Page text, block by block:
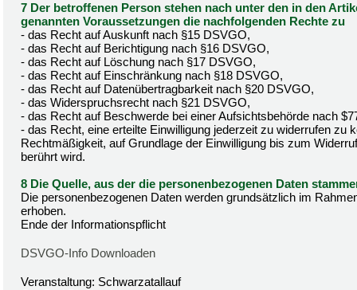
7 Der betroffenen Person stehen nach unter den in den
genannten Voraussetzungen die nachfolgenden Rechte zu
- das Recht auf Auskunft nach §15 DSVGO,
- das Recht auf Berichtigung nach §16 DSVGO,
- das Recht auf Löschung nach §17 DSVGO,
- das Recht auf Einschränkung nach §18 DSVGO,
- das Recht auf Datenübertragbarkeit nach §20 DSVGO,
- das Widerspruchsrecht nach §21 DSVGO,
- das Recht auf Beschwerde bei einer Aufsichtsbehörde nach
- das Recht, eine erteilte Einwilligung jederzeit zu widerrufen zu
Rechtmäßigkeit, auf Grundlage der Einwilligung bis zum
berührt wird.
8 Die Quelle, aus der die personenbezogenen Daten
Die personenbezogenen Daten werden grundsätzlich im
erhoben.
Ende der Informationspflicht
DSVGO-Info Downloaden
Veranstaltung: Schwarzatallauf